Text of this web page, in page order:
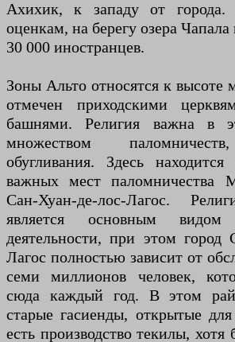
Ахихик, к западу от
оценкам, на берегу озера
30 000 иностранцев.
Зоны Альто относятся к высоте
отмечен приходскими
башнями. Религия важна в
множеством
обугливания. Здесь
важных мест паломничества
Сан-Хуан-де-лос-Лагос.
является основным видом
деятельности, при этом город
Лагос полностью зависит от
семи миллионов человек,
сюда каждый год. В этом
старые гасиенды, открытые
есть производство текилы, хотя